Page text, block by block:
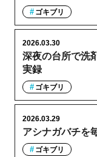
ゴキブリ
深夜の台所で洗
実録
2026.03.30
ゴキブリ
アシナガバチを
2026.03.29
ゴキブリ